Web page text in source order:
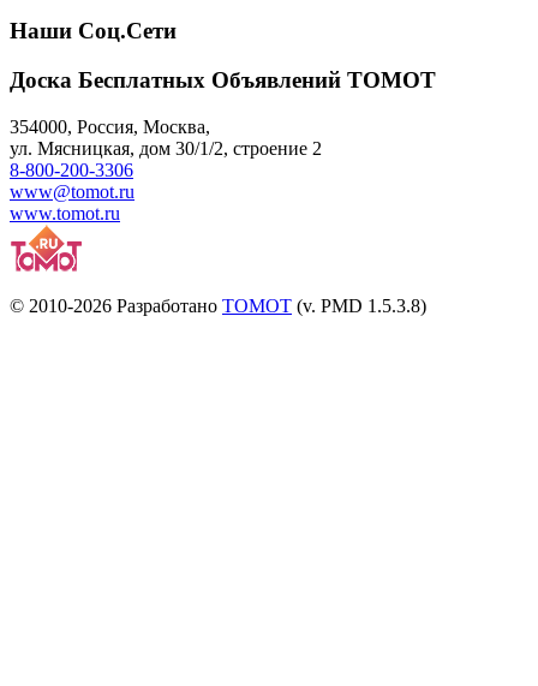
Наши Соц.Сети
Доска Бесплатных Объявлений ТОМОТ
354000, Россия, Москва,
ул. Мясницкая, дом 30/1/2, строение 2
8-800-200-3306
www@tomot.ru
www.tomot.ru
© 2010-2026 Разработано TOMOT (v. PMD 1.5.3.8)